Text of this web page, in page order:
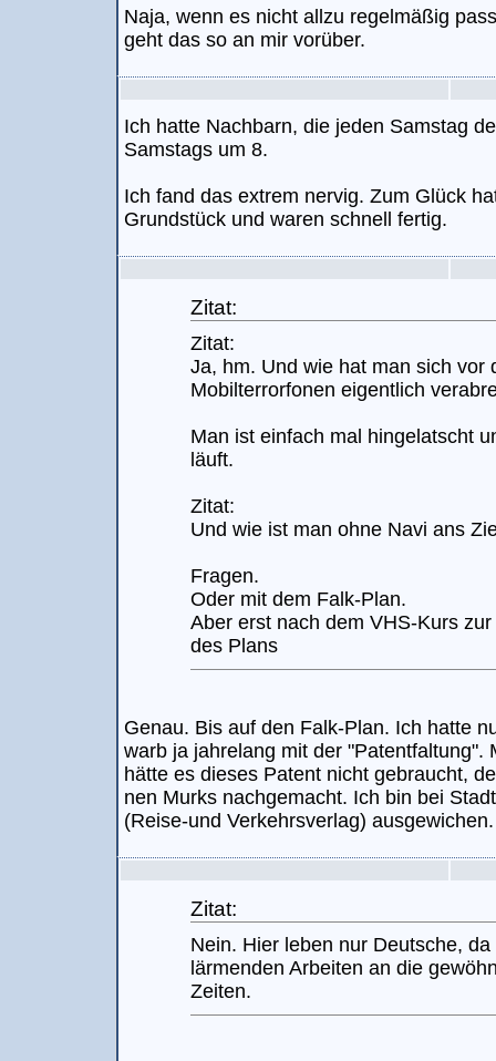
Naja, wenn es nicht allzu regelmäßig
geht das so an mir vorüber.
Ich hatte Nachbarn, die jeden Samstag
Samstags um 8.
Ich fand das extrem nervig. Zum Glück
Grundstück und waren schnell fertig.
Zitat:
Zitat:
Ja, hm. Und wie hat man sich vor
Mobilterrorfonen eigentlich
Man ist einfach mal hingelatscht
läuft.
Zitat:
Und wie ist man ohne Navi ans
Fragen.
Oder mit dem Falk-Plan.
Aber erst nach dem VHS-Kurs
des Plans
Genau. Bis auf den Falk-Plan. Ich hatte
warb ja jahrelang mit der "Patentfaltung".
hätte es dieses Patent nicht gebraucht,
nen Murks nachgemacht. Ich bin bei
(Reise-und Verkehrsverlag) ausgewichen.
Zitat:
Nein. Hier leben nur Deutsche,
lärmenden Arbeiten an die
Zeiten.